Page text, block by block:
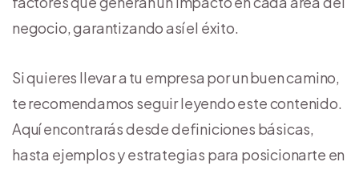
negocio, garantizando así el éxito.
Si quieres llevar a tu empresa por un buen camino,
te recomendamos seguir leyendo este contenido.
Aquí encontrarás desde definiciones básicas,
hasta ejemplos y estrategias para posicionarte en